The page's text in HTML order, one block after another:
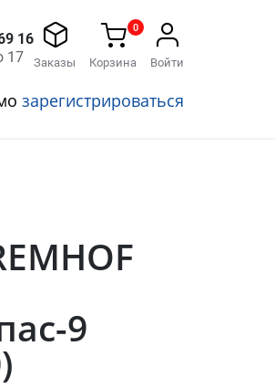
16
17
Заказы
0
Корзина Войти
зарегистрироваться
9